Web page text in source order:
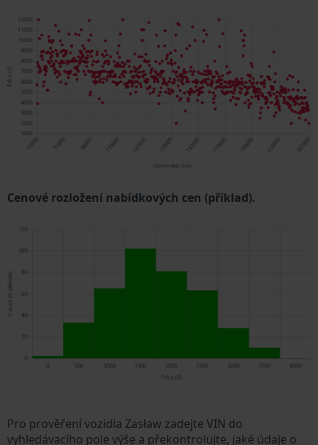
Cenové rozložení nabídkových cen (příklad).
Pro prověření vozidla Zasław zadejte VIN do
vyhledávacího pole výše a překontrolujte, jaké údaje o